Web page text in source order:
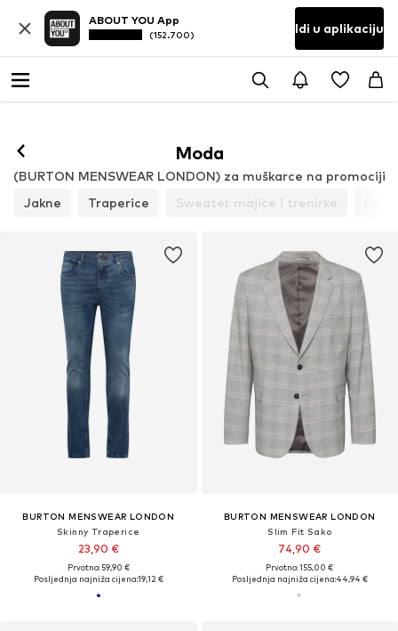
ABOUT YOU App
(152.700) Idi u aplikaciju
Moda
(BURTON MENSWEAR LONDON) za muškarce na promociji
Jakne
Traperice Sweater majice i trenirke
BURTON MENSWEAR LONDON
Skinny Traperice
23,90 €
Prvotno: 59,90 €
Posljednja najniža cijena:19,12 €
BURTON MENSWEAR LONDON
Slim Fit Sako
74,90 €
Prvotno: 155,00 €
Posljednja najniža cijena:44,94 €